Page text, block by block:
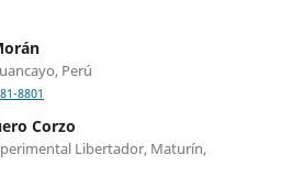
Perú
8801
Corzo
Libertador, Maturín,